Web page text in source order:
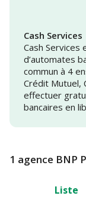
Cash Services
Cash Services
d’automates
commun à 4
Crédit Mutuel,
effectuer
bancaires en
1 agence BNP
Liste